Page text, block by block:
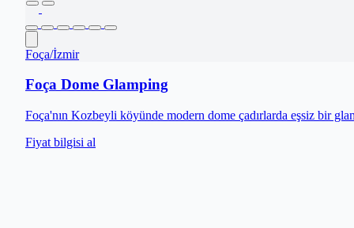
Foça/İzmir
Foça Dome Glamping
Foça'nın Kozbeyli köyünde modern dome çadırlarda eşsiz bir
Fiyat bilgisi al